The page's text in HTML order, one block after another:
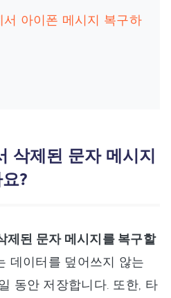
서 아이폰 메시지 복구하
삭제된 문자 메시지
?
제된 문자 메시지를 복구할
데이터를 덮어쓰지 않는
동안 저장합니다. 또한, 타